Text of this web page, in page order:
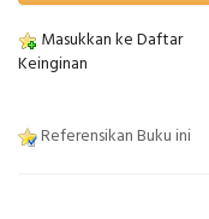
Masukkan ke Daftar
Keinginan
Referensikan Buku ini